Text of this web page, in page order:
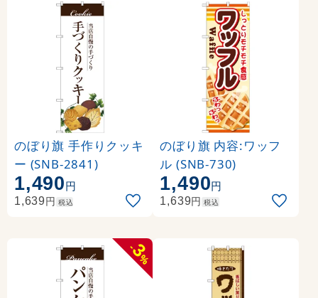
のぼり旗 手作りクッキ
ー (SNB-2841)
1,490円
1,639円 税込
のぼり旗 内容:ワッフ
ル (SNB-730)
1,490円
1,639円 税込
-
3
%